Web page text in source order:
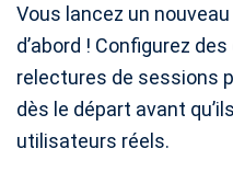
Vous lancez un
d’abord ! Configurez
relectures de sessions
dès le départ avant
utilisateurs réels.